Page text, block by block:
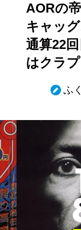
AORの
キャッ
通算22
はクラ
ふ